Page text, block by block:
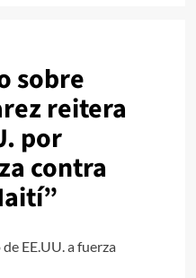
sobre
reitera
por
contra
”
EE.UU. a fuerza